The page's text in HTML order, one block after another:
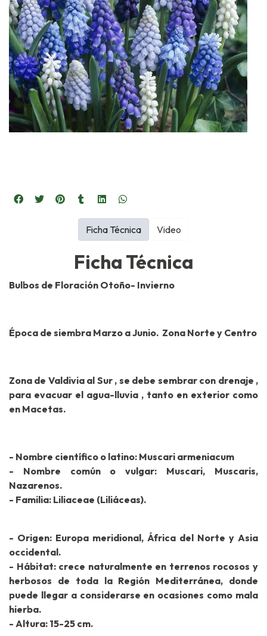
Ficha Técnica
Bulbos de Floración Otoño- Invierno
Época de siembra Marzo a Junio. Zona Norte y Centro
Zona de Valdivia al Sur , se debe sembrar con drenaje ,
para evacuar el agua-lluvia , tanto en exterior como
en Macetas.
- Nombre científico o latino: Muscari armeniacum
- Nombre común o vulgar: Muscari, Muscaris,
Nazarenos.
- Familia: Liliaceae (Liliáceas).
- Origen: Europa meridional, África del Norte y Asia
occidental.
- Hábitat: crece naturalmente en terrenos rocosos y
herbosos de toda la Región Mediterránea, donde
puede llegar a considerarse en ocasiones como mala
hierba.
- Altura: 15-25 cm.
Ficha Técnica Video